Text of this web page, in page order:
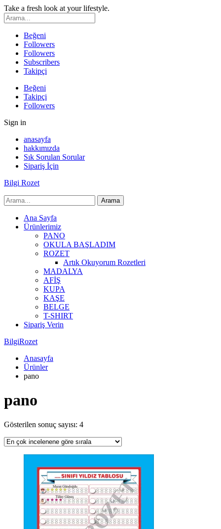
Take a fresh look at your lifestyle.
Beğeni
Followers
Followers
Subscribers
Takipçi
Beğeni
Takipçi
Followers
Sign in
anasayfa
hakkımızda
Sık Sorulan Sorular
Sipariş İçin
Bilgi Rozet
Ana Sayfa
Ürünlerimiz
PANO
OKULA BAŞLADIM
ROZET
Artık Okuyorum Rozetleri
MADALYA
AFİŞ
KUPA
KAŞE
BELGE
T-SHIRT
Sipariş Verin
BilgiRozet
Anasayfa
Ürünler
pano
pano
Gösterilen sonuç sayısı: 4